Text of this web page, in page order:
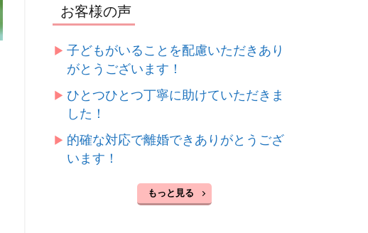
お客様の声
子どもがいることを配慮いただきあり
がとうございます！
ひとつひとつ丁寧に助けていただきま
した！
的確な対応で離婚できありがとうござ
います！
もっと見る